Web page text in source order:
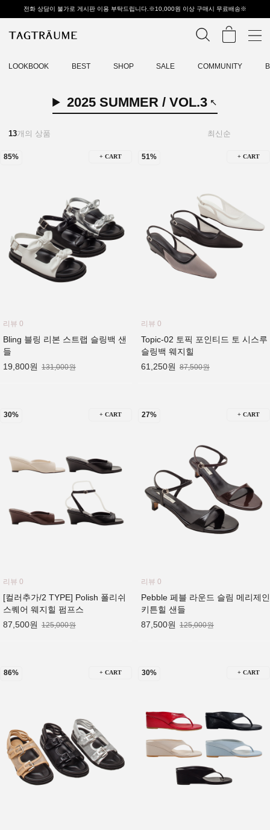
전화 상담이 불가로 게시판 이용 부탁드립니다.※10,000원 이상 구매시 무료배송※
LOOKBOOK BEST SHOP SALE COMMUNITY
2025 SUMMER / VOL.3
13개의 상품
85% + CART
리뷰 0
Bling 블링 리본 스트랩 슬링백 샌
들
19,800원 131,000원
51% + CART
리뷰 0
Topic-02 토픽 포인티드 토 시스루
슬링백 웨지힐
61,250원 87,500원
30% + CART
리뷰 0
[컬러추가/2 TYPE] Polish 폴리쉬
스퀘어 웨지힐 펌프스
87,500원 125,000원
27% + CART
리뷰 0
Pebble 페블 라운드 슬림 메리제인
키튼힐 샌들
87,500원 125,000원
86% + CART 30% + CART